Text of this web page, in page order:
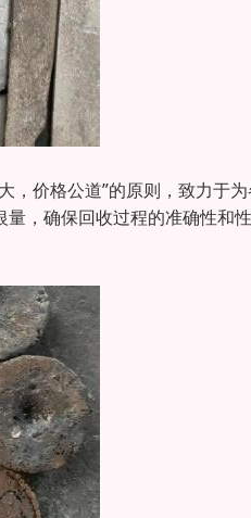
，价格公道”的原则，致力于
，确保回收过程的准确性和